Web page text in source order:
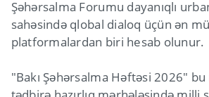
Şəhərsalma Forumu dayanıqlı
sahəsində qlobal dialoq üçün ən
platformalardan biri hesab olunur.
"Bakı Şəhərsalma Həftəsi 2026"